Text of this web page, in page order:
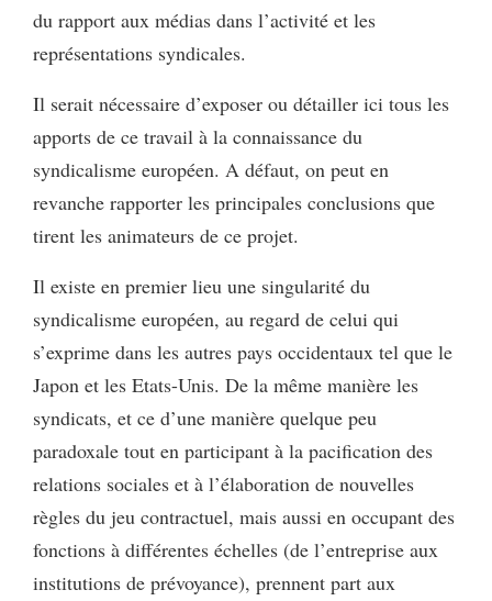
du rapport aux médias dans l’activité et les
représentations syndicales.
Il serait nécessaire d’exposer ou détailler ici tous les
apports de ce travail à la connaissance du
syndicalisme européen. A défaut, on peut en
revanche rapporter les principales conclusions que
tirent les animateurs de ce projet.
Il existe en premier lieu une singularité du
syndicalisme européen, au regard de celui qui
s’exprime dans les autres pays occidentaux tel que le
Japon et les Etats-Unis. De la même manière les
syndicats, et ce d’une manière quelque peu
paradoxale tout en participant à la pacification des
relations sociales et à l’élaboration de nouvelles
règles du jeu contractuel, mais aussi en occupant des
fonctions à différentes échelles (de l’entreprise aux
institutions de prévoyance), prennent part aux